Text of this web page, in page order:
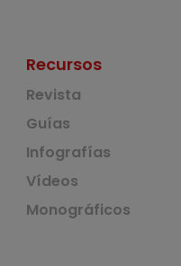
Recursos
Revista
Guías
Infografías
Vídeos
Monográficos